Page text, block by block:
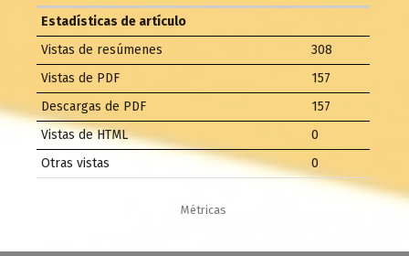
Estadísticas de artículo
Vistas de resúmenes
308
Vistas de PDF
157
Descargas de PDF
157
Vistas de HTML
0
Otras vistas
0
Métricas